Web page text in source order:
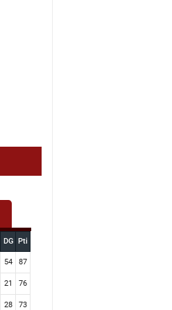
DG Pti
54 87
21 76
28 73